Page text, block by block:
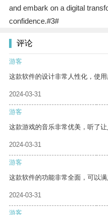
and embark on a digital
confidence.#3#
评论
游客
这款软件的设计非常人性化，使用
2024-03-31
游客
这款游戏的音乐非常优美，听了让
2024-03-31
游客
这款软件的功能非常全面，可以满
2024-03-31
游客